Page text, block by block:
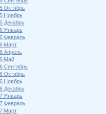
Октябрь
Ноябрь
Декабрь
Январь
Февраль
Март
Апрель
Май
Сентябрь
Октябрь
Ноябрь
Декабрь
Январь
Февраль
Март